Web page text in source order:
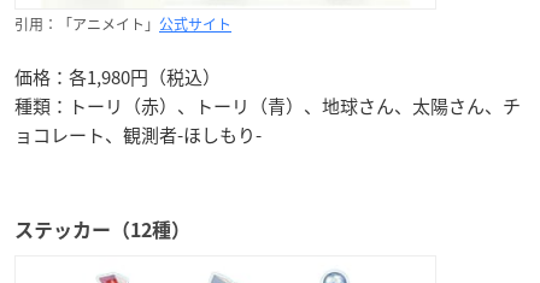
引用：「アニメイト」 公式サイト
価格：各1,980円（税込）
種類：トーリ（赤）、トーリ（青）、地球さん、太陽さん、チ
ョコレート、観測者-ほしもり-
ステッカー（12種）